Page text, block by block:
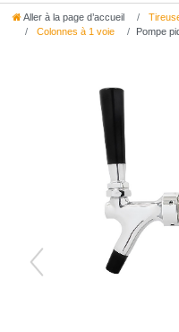
Aller à la page d’accueil
Colonnes à 1 voie
Pompe